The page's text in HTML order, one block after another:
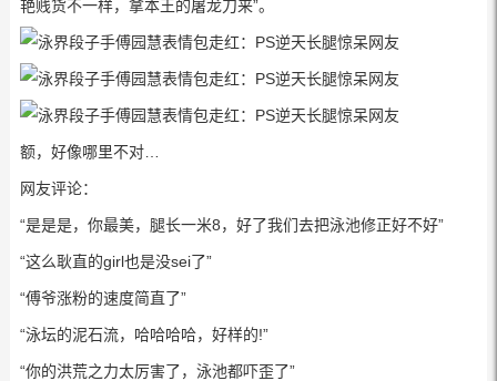
艳贱货不一样，拿本王的屠龙刀来”。
额，好像哪里不对…
网友评论：
“是是是，你最美，腿长一米8，好了我们去把泳池修正好不好”
“这么耿直的girl也是没sei了”
“傅爷涨粉的速度简直了”
“泳坛的泥石流，哈哈哈哈，好样的!”
“你的洪荒之力太厉害了，泳池都吓歪了”